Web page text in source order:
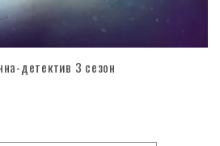
детектив 3 сезон